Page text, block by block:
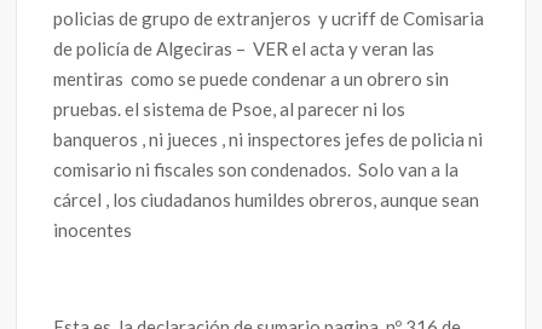
policias de grupo de extranjeros y ucriff de Comisaria
de policía de Algeciras – VER el acta y veran las
mentiras como se puede condenar a un obrero sin
pruebas. el sistema de Psoe, al parecer ni los
banqueros , ni jueces , ni inspectores jefes de policia ni
comisario ni fiscales son condenados. Solo van a la
cárcel , los ciudadanos humildes obreros, aunque sean
inocentes